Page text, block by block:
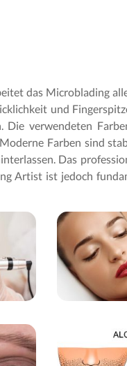
das Microblading
und
Die verwendeten
Farben sind
Das
Artist ist jedoch